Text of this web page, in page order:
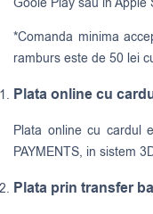
*Comanda minima
ramburs este de 50 lei
Plata online cu
Plata online cu cardul
PAYMENTS, in sistem
Plata prin transfer